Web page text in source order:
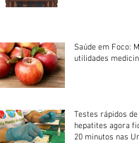
Saúde em Foco:
utilidades
Testes rápidos
hepatites agora
20 minutos nas